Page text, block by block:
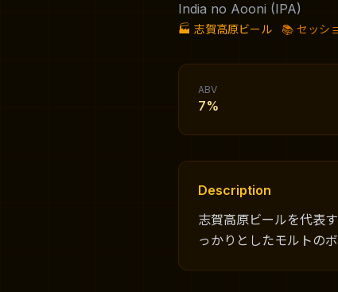
India no Aooni (IPA)
🏭 志賀高原ビール 📚 セッシ
ABV
7%
Description
志賀高原ビールを代表
っかりとしたモルトの